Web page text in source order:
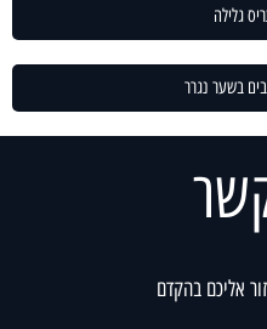
גלילה
בשער נגרר
אליכם בהקדם